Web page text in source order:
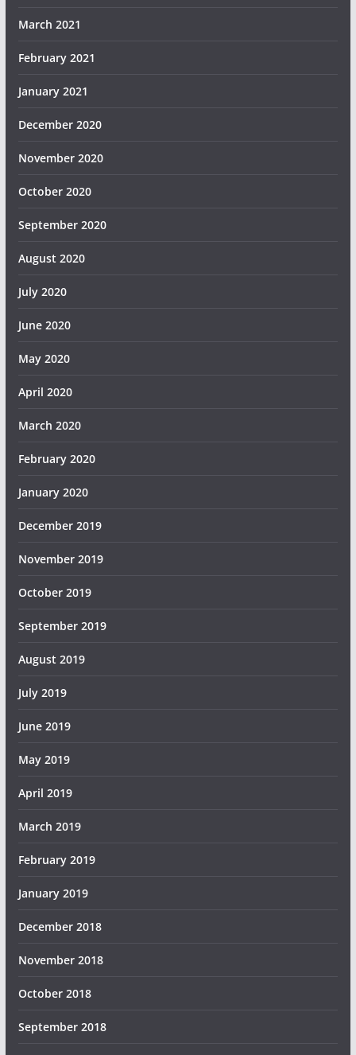
March 2021
February 2021
January 2021
December 2020
November 2020
October 2020
September 2020
August 2020
July 2020
June 2020
May 2020
April 2020
March 2020
February 2020
January 2020
December 2019
November 2019
October 2019
September 2019
August 2019
July 2019
June 2019
May 2019
April 2019
March 2019
February 2019
January 2019
December 2018
November 2018
October 2018
September 2018